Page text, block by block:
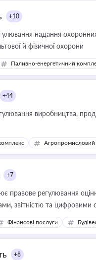
+10
надання
й фізичної охорони
Паливно-енергетичний
+44
виробництва,
Агропромисловий
+7
правове регулювання
звітністю та цифровими
для власника
майна,
Фінансові послуги
+8